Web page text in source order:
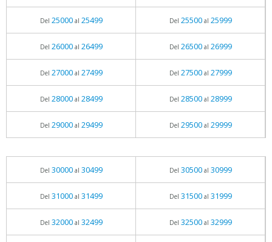
Del 25000al 25499 Del 25500al 25999
Del 26000al 26499 Del 26500al 26999
Del 27000al 27499 Del 27500al 27999
Del 28000al 28499 Del 28500al 28999
Del 29000al 29499 Del 29500al 29999
Del 30000al 30499 Del 30500al 30999
Del 31000al 31499 Del 31500al 31999
Del 32000al 32499 Del 32500al 32999